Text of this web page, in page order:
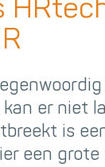
er niet
is
een grote